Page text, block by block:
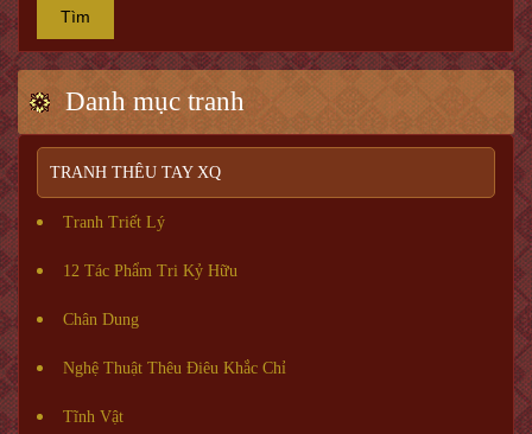
Tìm
Danh mục tranh
TRANH THÊU TAY XQ
Tranh Triết Lý
12 Tác Phẩm Tri Kỷ Hữu
Chân Dung
Nghệ Thuật Thêu Điêu Khắc Chỉ
Tĩnh Vật